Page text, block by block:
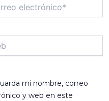
mi nombre, correo
y web en este